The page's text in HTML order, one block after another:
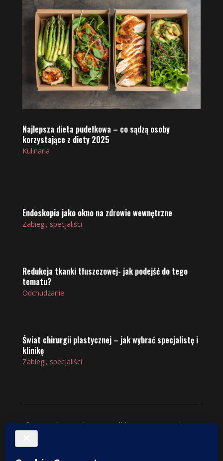
Najlepsza dieta pudełkowa – co sądzą osoby
korzystające z diety 2025
Kulinaria
Endoskopia jako okno na zdrowie wewnętrzne
Zabiegi, specjaliści
Redukcja tkanki tłuszczowej- jak podejść do tego
tematu?
Odchudzanie
Świat chirurgii plastycznej – jak wybrać specjalistę i
klinikę
Zabiegi, specjaliści
© 2025VintageShop. Wszelkie prawa zastrzeżone.